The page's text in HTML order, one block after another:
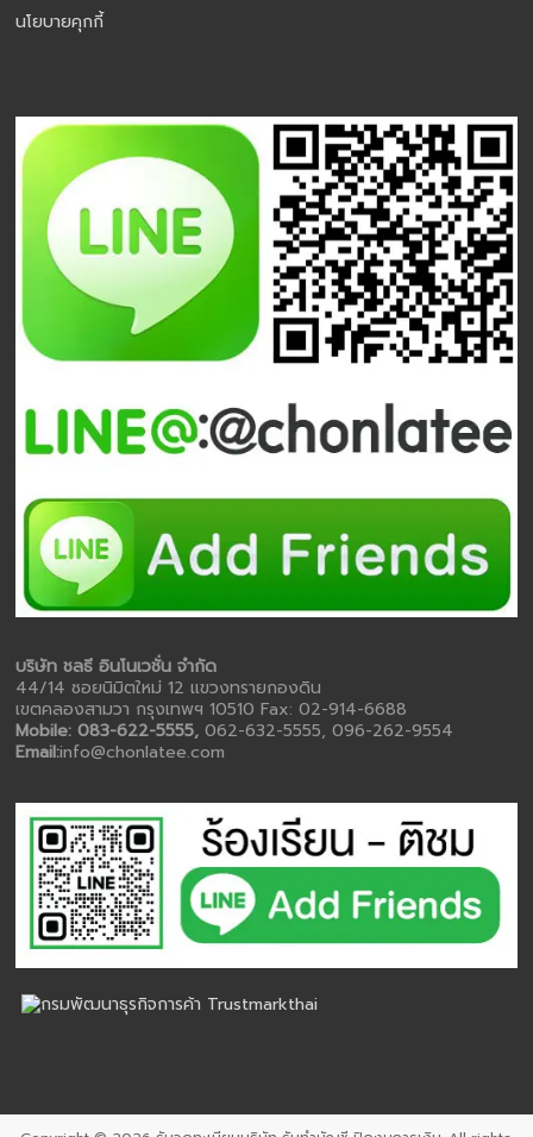
นโยบายคุกกี้
บริษัท ชลธี อินโนเวชั่น จำกัด
44/14 ซอยนิมิตใหม่ 12 แขวงทรายกองดิน
เขตคลองสามวา กรุงเทพฯ 10510 Fax: 02-914-6688
Mobile: 083-622-5555,062-632-5555, 096-262-9554
Email:info@chonlatee.com